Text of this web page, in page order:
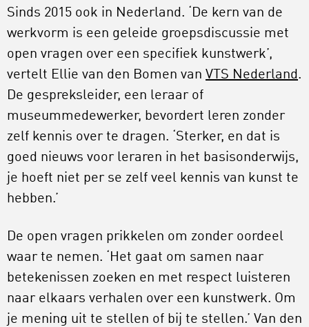
Sinds 2015 ook in Nederland. ‘De kern van de
werkvorm is een geleide groepsdiscussie met
open vragen over een specifiek kunstwerk’,
vertelt Ellie van den Bomen van VTS Nederland .
De gespreksleider, een leraar of
museummedewerker, bevordert leren zonder
zelf kennis over te dragen. ‘Sterker, en dat is
goed nieuws voor leraren in het basisonderwijs,
je hoeft niet per se zelf veel kennis van kunst te
hebben.’
De open vragen prikkelen om zonder oordeel
waar te nemen. ‘Het gaat om samen naar
betekenissen zoeken en met respect luisteren
naar elkaars verhalen over een kunstwerk. Om
je mening uit te stellen of bij te stellen.’ Van den